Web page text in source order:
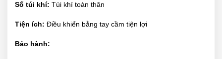
Số túi khí: Túi khí toàn thân
Tiện ích: Điều khiển bằng tay cầm tiện lợi
Bảo hành: